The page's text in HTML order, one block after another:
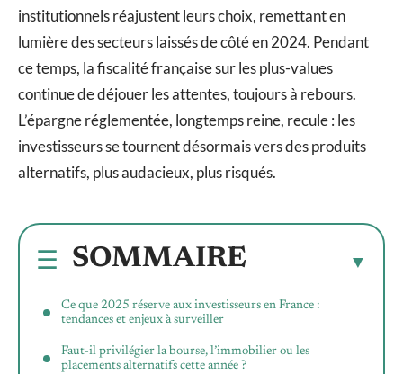
institutionnels réajustent leurs choix, remettant en
lumière des secteurs laissés de côté en 2024. Pendant
ce temps, la fiscalité française sur les plus-values
continue de déjouer les attentes, toujours à rebours.
L’épargne réglementée, longtemps reine, recule : les
investisseurs se tournent désormais vers des produits
alternatifs, plus audacieux, plus risqués.
SOMMAIRE
Ce que 2025 réserve aux investisseurs en France :
tendances et enjeux à surveiller
Faut-il privilégier la bourse, l’immobilier ou les
placements alternatifs cette année ?